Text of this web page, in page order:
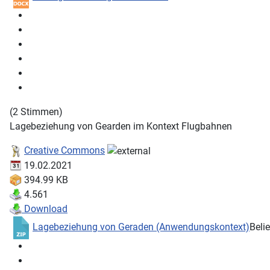
(2 Stimmen)
Lagebeziehung von Gearden im Kontext Flugbahnen
Creative Commons
19.02.2021
394.99 KB
4.561
Download
Lagebeziehung von Geraden (Anwendungskontext)